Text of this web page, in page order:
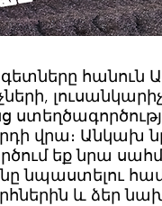
հանուն
վրա։ Անկախ
եք նրա
նպաստելու
և ձեր